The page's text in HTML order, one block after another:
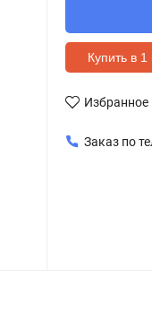
Купить в 1
Избранное
Заказ по